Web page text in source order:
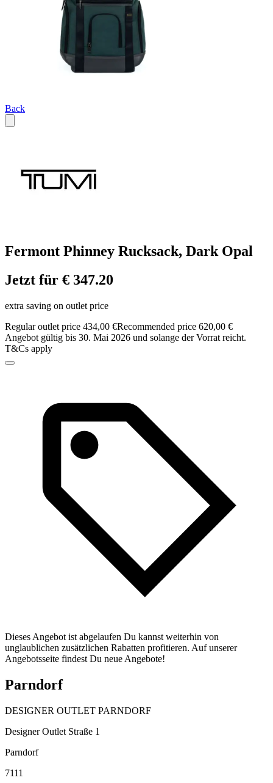
Back
Fermont Phinney Rucksack, Dark Opal
Jetzt für € 347.20
extra saving on outlet price
Regular outlet price 434,00 €Recommended price 620,00 €
Angebot gültig bis 30. Mai 2026 und solange der Vorrat reicht.
T&Cs apply
Dieses Angebot ist abgelaufen Du kannst weiterhin von
unglaublichen zusätzlichen Rabatten profitieren. Auf unserer
Angebotsseite findest Du neue Angebote!
Parndorf
DESIGNER OUTLET PARNDORF
Designer Outlet Straße 1
Parndorf
7111